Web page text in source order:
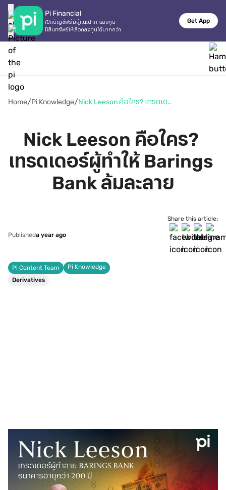
Pi Financial
เปิดบัญชีฟรี มีผู้แนะนำการลงทุน
มีสินทรัพย์ให้เลือกลงทุนได้มากกว่า
Get App
Home/Pi Knowledge/ Nick Leeson คือใคร? เทรดเดอร์ผู้ทำให้ Barings Bank ล้มละลาย
Nick Leeson คือใคร?
เทรดเดอร์ผู้ทำให้ Barings
Bank ล้มละลาย
Publisheda year ago
Share this article:
Pi Content Team
Pi Knowledge
Derivatives